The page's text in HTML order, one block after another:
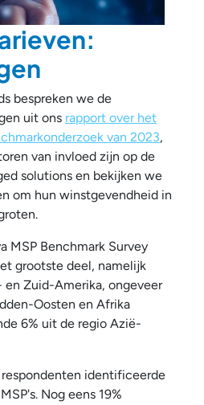
bespreken we de
uit ons rapport over het
van 2023,
van invloed zijn op de
solutions en bekijken we
om hun winstgevendheid in
MSP Benchmark Survey
grootste deel, namelijk
Zuid-Amerika, ongeveer
Oosten en Afrika
6% uit de regio Azië-
respondenten identificeerde
Nog eens 19%